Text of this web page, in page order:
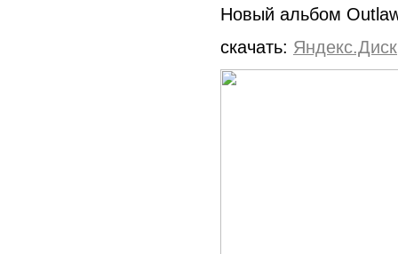
Новый альбом
скачать: Яндекс.Диск